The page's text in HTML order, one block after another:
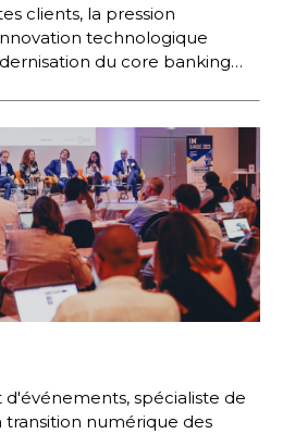
clients, la pression
technologique
du core banking
d'événements, spécialiste de
transition numérique des